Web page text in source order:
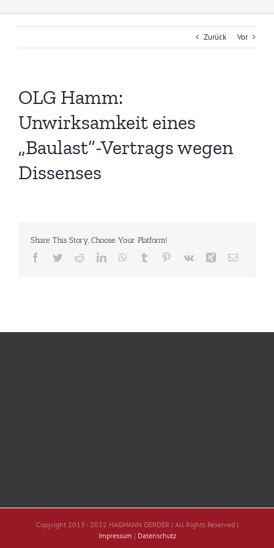
Zurück Vor
OLG Hamm:
Unwirksamkeit eines
„Baulast“-Vertrags wegen
Dissenses
Share This Story, Choose Your Platform!
Facebook
TwitterRedditLinkedInWhatsApp
Tumblr Pinterest
Vk Xing E-
Copyright 2013 - 2022 HAGMANN OERDER | All Rights Reserved |
Impressum | Datenschutz